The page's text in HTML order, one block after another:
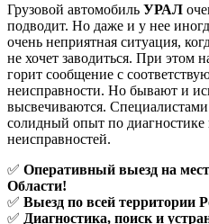
Грузовой автомобиль УРАЛ
подводит. Но даже и у нее
очень неприятная ситуация,
не хочет заводиться. При этом
горит сообщение с
неисправности. Но бывают и
высвечиваются.
солидный опыт по
неисправностей.
✅ Оперативный выезд на
Области!
✅ Выезд по всей территории
✅ Диагностика, поиск и